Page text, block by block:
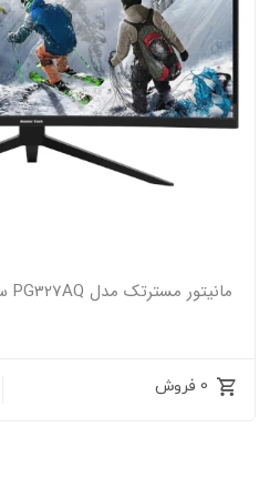
مانیتور مسترتک مدل PG327AQ سایز 32 اینچ
0 فروش